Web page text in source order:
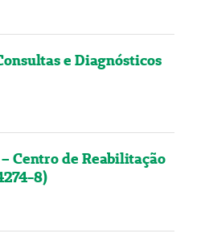
e Diagnósticos
Centro de Reabilitação
8)